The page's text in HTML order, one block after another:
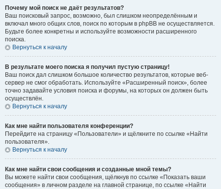
Почему мой поиск не даёт результатов?
Ваш поисковый запрос, возможно, был слишком неопределённым и
включал много общих слов, поиск по которым в phpBB не осуществляется.
Будьте более конкретны и используйте возможности расширенного
поиска.
Вернуться к началу
В результате моего поиска я получил пустую страницу!
Ваш поиск дал слишком большое количество результатов, которые веб-
сервер не смог обработать. Используйте «Расширенный поиск», более
точно задавайте условия поиска и форумы, на которых он должен быть
осуществлён.
Вернуться к началу
Как мне найти пользователя конференции?
Перейдите на страницу «Пользователи» и щёлкните по ссылке «Найти
пользователя».
Вернуться к началу
Как мне найти свои сообщения и созданные мной темы?
Вы можете найти свои сообщения, щёлкнув по ссылке «Показать ваши
сообщения» в личном разделе на главной странице, по ссылке «Найти